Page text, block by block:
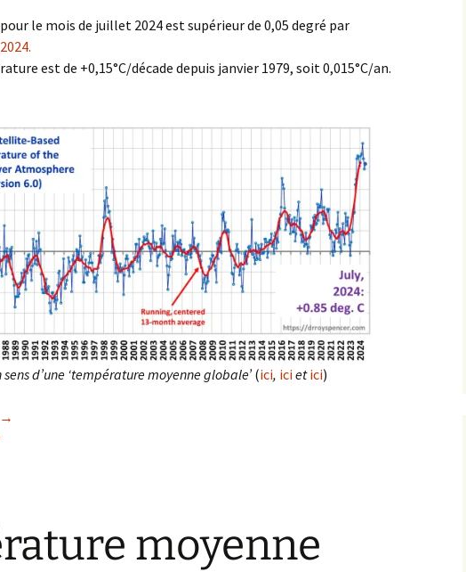
le mois de juillet 2024 est supérieur de 0,05 degré par
est de +0,15°C/décade depuis janvier 1979, soit 0,015°C/an.
d’une ‘température moyenne globale’(ici, icietici)
‘Température moyenne globale’ et Etendue de la glace arctique :
→
moyenne